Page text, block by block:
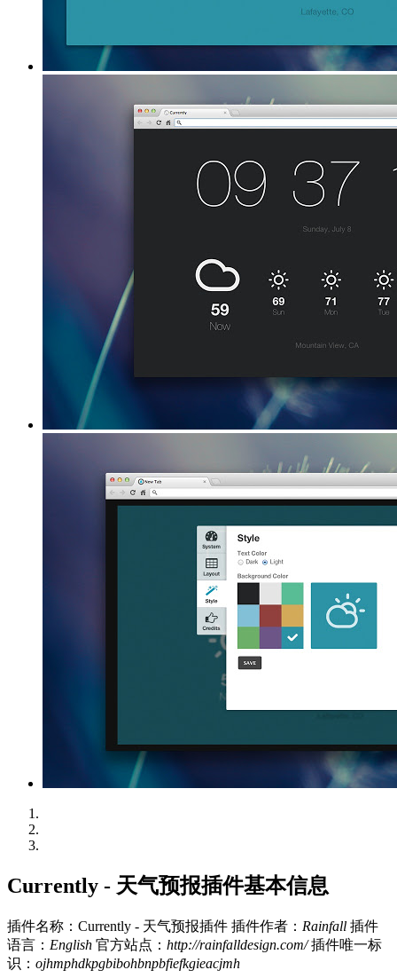
Currently - 天气预报插件基本信息
插件名称：Currently - 天气预报插件 插件作者： Rainfall 插件
语言： English 官方站点： http://rainfalldesign.com/ 插件唯一标
识： ojhmphdkpgbibohbnpbfiefkgieacjmh